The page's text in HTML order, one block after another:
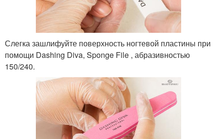
Слегка зашлифуйте поверхность ногтевой пластины при
помощи Dashing Diva, Sponge File , абразивностью
150/240.